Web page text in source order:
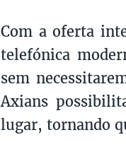
Com a oferta
telefónica
sem
Axians
lugar, tornando